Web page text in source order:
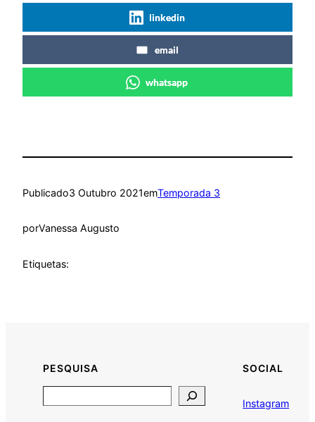
linkedin
email
whatsapp
Publicado3 Outubro 2021emTemporada 3
porVanessa Augusto
Etiquetas:
PESQUISA SOCIAL
Instagram